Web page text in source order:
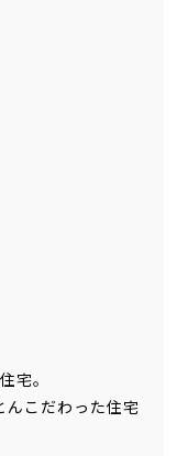
宅。
んこだわった住宅